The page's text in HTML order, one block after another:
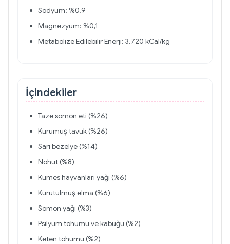
Sodyum: %0,9
Magnezyum: %0,1
Metabolize Edilebilir Enerji: 3.720 kCal/kg
İçindekiler
Taze somon eti (%26)
Kurumuş tavuk (%26)
Sarı bezelye (%14)
Nohut (%8)
Kümes hayvanları yağı (%6)
Kurutulmuş elma (%6)
Somon yağı (%3)
Psilyum tohumu ve kabuğu (%2)
Keten tohumu (%2)